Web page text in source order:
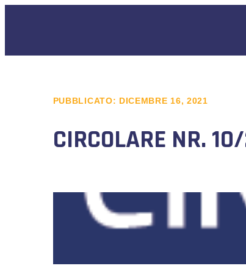
PUBBLICATO: DICEMBRE 16, 2021
CIRCOLARE NR.